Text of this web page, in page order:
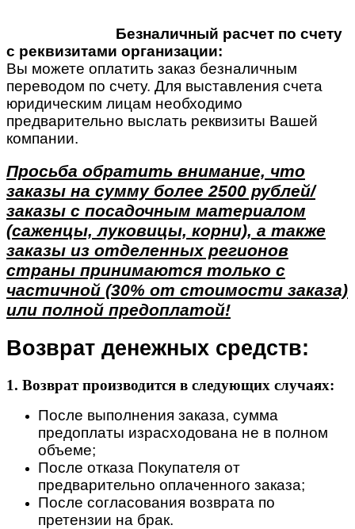
Безналичный расчет по счету
с реквизитами организации:
Вы можете оплатить заказ безналичным
переводом по счету. Для выставления счета
юридическим лицам необходимо
предварительно выслать реквизиты Вашей
компании.
Просьба обратить внимание, что
заказы на сумму более 2500 рублей/
заказы с посадочным материалом
(саженцы, луковицы, корни), а также
заказы из отделенных регионов
страны принимаются только с
частичной (30% от стоимости заказа)
или полной предоплатой!
Возврат денежных средств:
1. Возврат производится в следующих случаях:
После выполнения заказа, сумма
предоплаты израсходована не в полном
объеме;
После отказа Покупателя от
предварительно оплаченного заказа;
После согласования возврата по
претензии на брак.